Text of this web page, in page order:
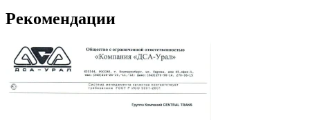
Рекомендации